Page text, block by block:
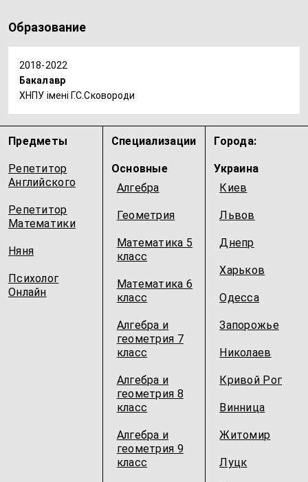
Образование
2018-2022
Бакалавр
ХНПУ імені Г.С.Сковороди
Предметы
Репетитор
Английского
Репетитор
Математики
Няня
Психолог
Онлайн
Специализации
Основные
Алгебра
Геометрия
Математика 5
класс
Математика 6
класс
Алгебра и
геометрия 7
класс
Алгебра и
геометрия 8
класс
Алгебра и
геометрия 9
класс
Города:
Украина
Киев
Львов
Днепр
Харьков
Одесcа
Запорожье
Николаев
Кривой Рог
Винница
Житомир
Луцк